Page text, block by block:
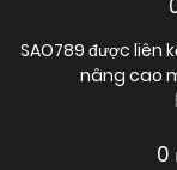
SAO789 được liên
nâng cao
0